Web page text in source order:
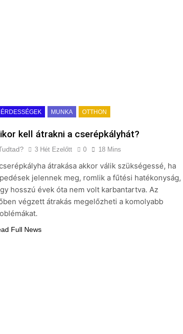
ÉRDESSÉGEK MUNKA OTTHON
kell átrakni a cserépkályhát?
3 Hét Ezelőtt 0 18 Mins
átrakása akkor válik szükségessé, ha
jelennek meg, romlik a fűtési hatékonyság,
hosszú évek óta nem volt karbantartva. Az
végzett átrakás megelőzheti a komolyabb
Full News